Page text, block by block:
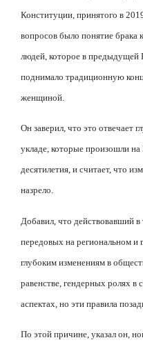
Конституции, принятого в
вопросов было понятие брака
людей, которое в предыдущей
поднимало традиционную
женщиной.
Он заверил, что это отвечает
укладе, которые произошли
десятилетия, и считает, что
назрело.
Добавил, что действовавший
передовых на региональном и
глубоким изменениям в
равенстве, гендерных ролях в
аспектах, но эти правила
По этой причине, указал он,